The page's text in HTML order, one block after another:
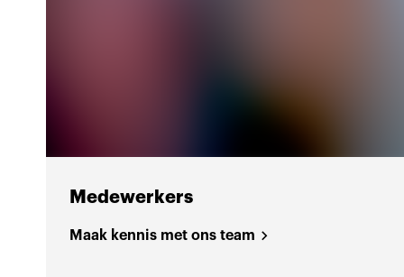
Medewerkers
Maak kennis met ons team